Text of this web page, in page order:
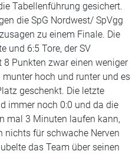
Tabellenführung gesichert.
die SpG Nordwest/ SpVgg
zu einem Finale. Die
und 6:5 Tore, der SV
Punkten zwar einen weniger
hoch und runter und es
geschenkt. Die letzte
immer noch 0:0 und da die
mal 3 Minuten laufen kann,
nichts für schwache Nerven
das Team über seinen